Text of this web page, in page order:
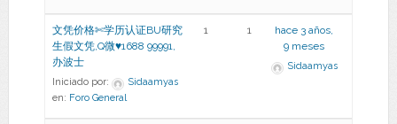
文凭价格✄学历认证BU研究
生假文凭,Q微♥1688 99991,
办波士
Iniciado por:
Sidaamyas
en: Foro General
1 1
hace 3 años,
9 meses
Sidaamyas